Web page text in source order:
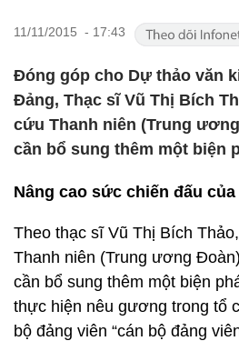
11/11/2015 - 17:43
Đóng góp cho Dự thảo văn
Đảng, Thạc sĩ Vũ Thị Bích
cứu Thanh niên (Trung
cần bổ sung thêm một biện
Nâng cao sức chiến đấu
Theo thạc sĩ Vũ Thị Bích
Thanh niên (Trung ương
cần bổ sung thêm một biện
thực hiện nêu gương trong tổ
bộ đảng viên “cán bộ đảng